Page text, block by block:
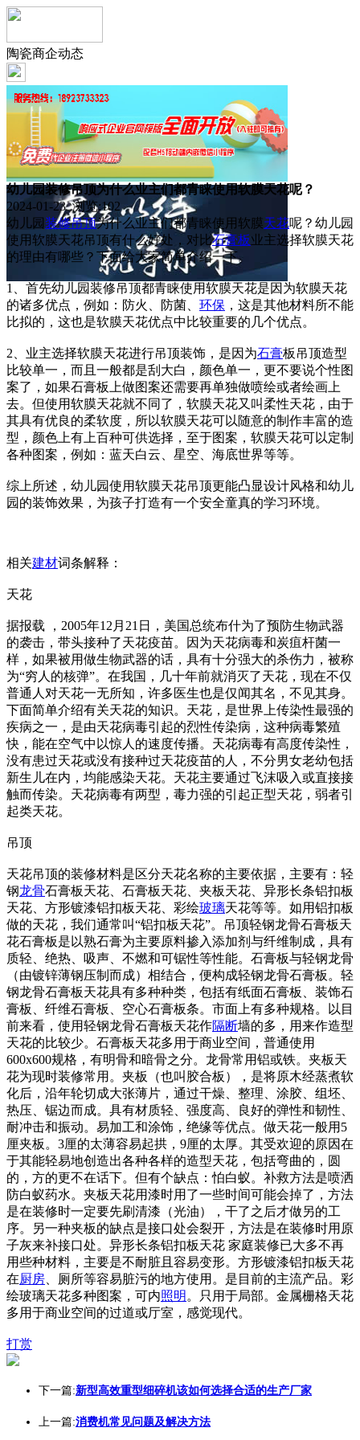
陶瓷商企动态
幼儿园装修吊顶为什么业主们都青睐使用软膜天花呢？
2024-01-23 浏览:102
幼儿园 装修吊顶为什么业主们都青睐使用软膜天花呢？幼儿园
使用软膜天花吊顶有什么好处，对比石膏板业主选择软膜天花
的理由有哪些？下面给大家简单介绍一下。
1、首先幼儿园装修吊顶都青睐使用软膜天花是因为软膜天花
的诸多优点，例如：防火、防菌、 环保 ，这是其他材料所不能
比拟的，这也是软膜天花优点中比较重要的几个优点。
2、业主选择软膜天花进行吊顶装饰，是因为石膏板吊顶造型
比较单一，而且一般都是刮大白，颜色单一，更不要说个性图
案了，如果石膏板上做图案还需要再单独做喷绘或者绘画上
去。但使用软膜天花就不同了，软膜天花又叫柔性天花，由于
其具有优良的柔软度，所以软膜天花可以随意的制作丰富的造
型，颜色上有上百种可供选择，至于图案，软膜天花可以定制
各种图案，例如：蓝天白云、星空、海底世界等等。
综上所述，幼儿园使用软膜天花吊顶更能凸显设计风格和幼儿
园的装饰效果，为孩子打造有一个安全童真的学习环境。
相关建材词条解释：
天花
据报载 ，2005年12月21日，美国总统布什为了预防生物武器
的袭击，带头接种了天花疫苗。因为天花病毒和炭疽杆菌一
样，如果被用做生物武器的话，具有十分强大的杀伤力，被称
为“穷人的核弹”。在我国，几十年前就消灭了天花，现在不仅
普通人对天花一无所知，许多医生也是仅闻其名，不见其身。
下面简单介绍有关天花的知识。天花，是世界上传染性最强的
疾病之一，是由天花病毒引起的烈性传染病，这种病毒繁殖
快，能在空气中以惊人的速度传播。天花病毒有高度传染性，
没有患过天花或没有接种过天花疫苗的人，不分男女老幼包括
新生儿在内，均能感染天花。天花主要通过飞沫吸入或直接接
触而传染。天花病毒有两型，毒力强的引起正型天花，弱者引
起类天花。
吊顶
天花吊顶的装修材料是区分天花名称的主要依据，主要有：轻
钢龙骨石膏板天花、石膏板天花、夹板天花、异形长条铝扣板
天花、方形镀漆铝扣板天花、彩绘玻璃天花等等。如用铝扣板
做的天花，我们通常叫“铝扣板天花”。吊顶轻钢龙骨石膏板天
花石膏板是以熟石膏为主要原料掺入添加剂与纤维制成，具有
质轻、绝热、吸声、不燃和可锯性等性能。石膏板与轻钢龙骨
（由镀锌薄钢压制而成）相结合，便构成轻钢龙骨石膏板。轻
钢龙骨石膏板天花具有多种种类，包括有纸面石膏板、装饰石
膏板、纤维石膏板、空心石膏板条。市面上有多种规格。以目
前来看，使用轻钢龙骨石膏板天花作隔断墙的多，用来作造型
天花的比较少。石膏板天花多用于商业空间，普通使用
600x600规格，有明骨和暗骨之分。龙骨常用铝或铁。夹板天
花为现时装修常用。夹板（也叫胶合板），是将原木经蒸煮软
化后，沿年轮切成大张薄片，通过干燥、整理、涂胶、组坯、
热压、锯边而成。具有材质轻、强度高、良好的弹性和韧性、
耐冲击和振动。易加工和涂饰，绝缘等优点。做天花一般用5
厘夹板。3厘的太薄容易起拱，9厘的太厚。其受欢迎的原因在
于其能轻易地创造出各种各样的造型天花，包括弯曲的，圆
的，方的更不在话下。但有个缺点：怕白蚁。补救方法是喷洒
防白蚁药水。夹板天花用漆时用了一些时间可能会掉了，方法
是在装修时一定要先刷清漆（光油），干了之后才做另的工
序。另一种夹板的缺点是接口处会裂开，方法是在装修时用原
子灰来补接口处。异形长条铝扣板天花 家庭装修已大多不再
用些种材料，主要是不耐脏且容易变形。方形镀漆铝扣板天花
在厨房 、厕所等容易脏污的地方使用。是目前的主流产品。彩
绘玻璃天花多种图案，可内照明 。只用于局部。金属栅格天花
多用于商业空间的过道或厅室，感觉现代。
打赏
下一篇:新型高效重型细碎机该如何选择合适的生产厂家
上一篇:消费机常见问题及解决方法